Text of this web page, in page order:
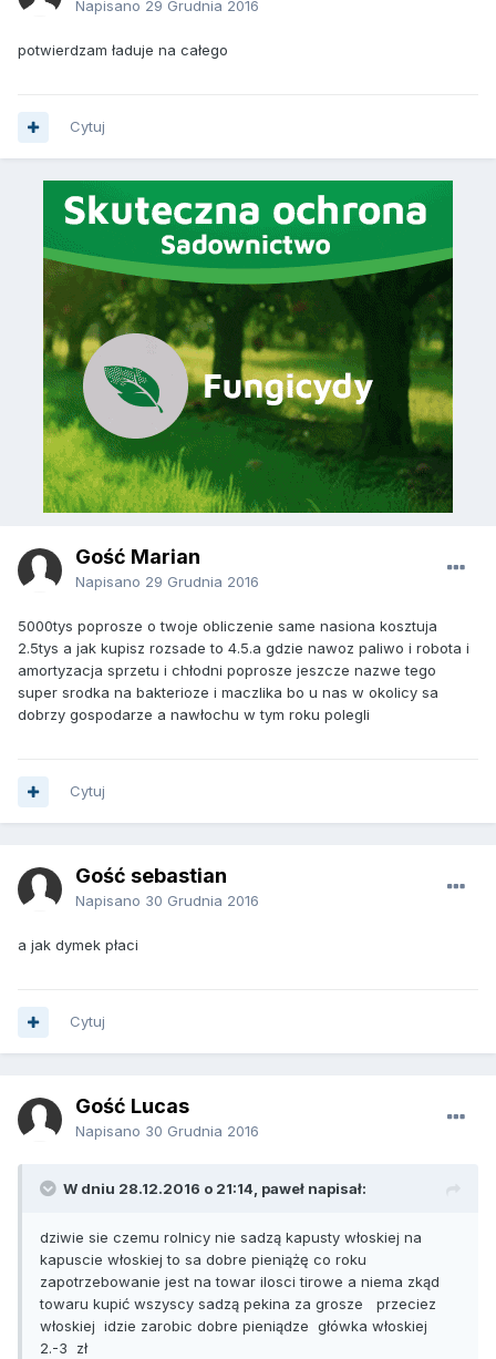
Napisano 29 Grudnia 2016
potwierdzam ładuje na całego
Cytuj
Gość Marian
Napisano 29 Grudnia 2016
5000tys poprosze o twoje obliczenie same nasiona kosztuja
2.5tys a jak kupisz rozsade to 4.5.a gdzie nawoz paliwo i robota i
amortyzacja sprzetu i chłodni poprosze jeszcze nazwe tego
super srodka na bakterioze i maczlika bo u nas w okolicy sa
dobrzy gospodarze a nawłochu w tym roku polegli
Cytuj
Gość sebastian
Napisano 30 Grudnia 2016
a jak dymek płaci
Cytuj
Gość Lucas
Napisano 30 Grudnia 2016
W dniu 28.12.2016 o 21:14, paweł napisał:
dziwie sie czemu rolnicy nie sadzą kapusty włoskiej na
kapuscie włoskiej to sa dobre pieniążę co roku
zapotrzebowanie jest na towar ilosci tirowe a niema zkąd
towaru kupić wszyscy sadzą pekina za grosze przeciez
włoskiej idzie zarobic dobre pieniądze główka włoskiej
2.-3 zł